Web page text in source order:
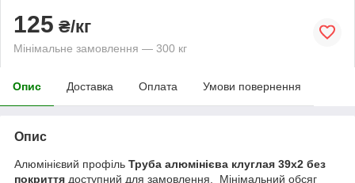
125 ₴/кг
Мінімальне замовлення — 300 кг
Опис Доставка Оплата Умови повернення
Опис
Алюмінієвий профіль Труба алюмінієва клуглая 39х2 без
покриття доступний для замовлення. Мінімальний обсяг